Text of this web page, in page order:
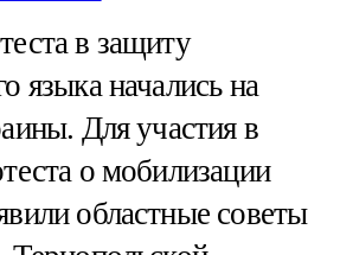
в защиту
языка начались на
Для участия в
о мобилизации
областные советы